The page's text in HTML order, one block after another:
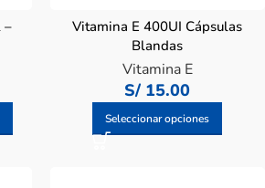
–
Vitamina E 400UI Cápsulas
Blandas
Vitamina E
S/ 15.00
Seleccionar opciones